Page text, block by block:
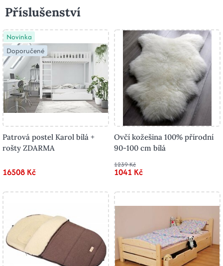
Příslušenství
Novinka
Doporučené
Patrová postel Karol bílá +
rošty ZDARMA
16508 Kč
Ovčí kožešina 100% přírodní
90-100 cm bílá
1239 Kč
1041 Kč